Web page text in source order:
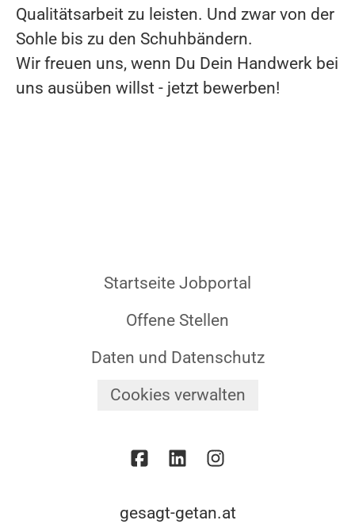
Qualitätsarbeit zu leisten. Und zwar von der
Sohle bis zu den Schuhbändern.
Wir freuen uns, wenn Du Dein Handwerk bei
uns ausüben willst - jetzt bewerben!
Startseite Jobportal
Offene Stellen
Daten und Datenschutz
Cookies verwalten
gesagt-getan.at